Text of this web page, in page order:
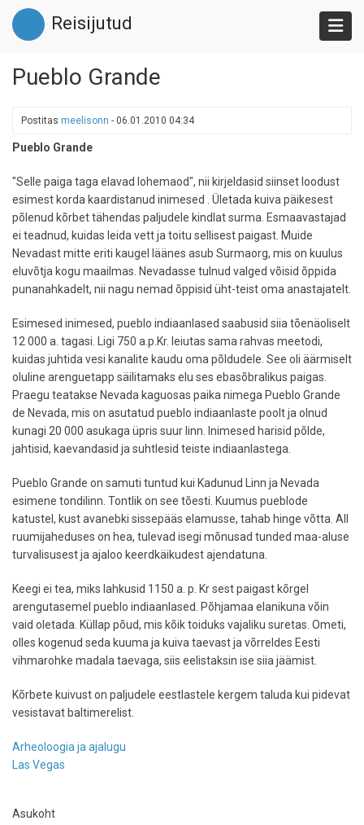
Liigu
edasi
põhisisu
Reisijutud
Pueblo Grande
Postitas meelisonn - 06.01.2010 04:34
Pueblo Grande
"Selle paiga taga elavad lohemaod", nii kirjeldasid siinset loodust
esimest korda kaardistanud inimesed . Ületada kuiva päikesest
põlenud kõrbet tähendas paljudele kindlat surma. Esmaavastajad
ei teadnud, kuidas leida vett ja toitu sellisest paigast. Muide
Nevadast mitte eriti kaugel läänes asub Surmaorg, mis on kuulus
eluvõtja kogu maailmas. Nevadasse tulnud valged võisid õppida
punanahkadelt, nii nagu nemad õppisid üht-teist oma anastajatelt.
Esimesed inimesed, pueblo indiaanlased saabusid siia tõenäoliselt
12 000 a. tagasi. Ligi 750 a.p.Kr. leiutas sama rahvas meetodi,
kuidas juhtida vesi kanalite kaudu oma põldudele. See oli äärmiselt
oluline arenguetapp säilitamaks elu ses ebasõbralikus paigas.
Praegu teatakse Nevada kaguosas paika nimega Pueblo Grande
de Nevada, mis on asutatud pueblo indiaanlaste poolt ja olnud
kunagi 20 000 asukaga üpris suur linn. Inimesed harisid põlde,
jahtisid, kaevandasid ja suhtlesid teiste indiaanlastega.
Pueblo Grande on samuti tuntud kui Kadunud Linn ja Nevada
esimene tondilinn. Tontlik on see tõesti. Kuumus pueblode
katustel, kust avanebki sissepääs elamusse, tahab hinge võtta. All
ruumijaheduses on hea, tulevad isegi mõnusad tunded maa-aluse
turvalisusest ja ajaloo keerdkäikudest ajendatuna.
Keegi ei tea, miks lahkusid 1150 a. p. Kr sest paigast kõrgel
arengutasemel pueblo indiaanlased. Põhjamaa elanikuna võin
vaid oletada. Küllap põud, mis kõik toiduks vajaliku suretas. Ometi,
olles kogenud seda kuuma ja kuiva taevast ja võrreldes Eesti
vihmarohke madala taevaga, siis eelistaksin ise siia jäämist.
Kõrbete kuivust on paljudele eestlastele kergem taluda kui pidevat
vesistavat baltimerelist.
Arheoloogia ja ajalugu
Las Vegas
Asukoht